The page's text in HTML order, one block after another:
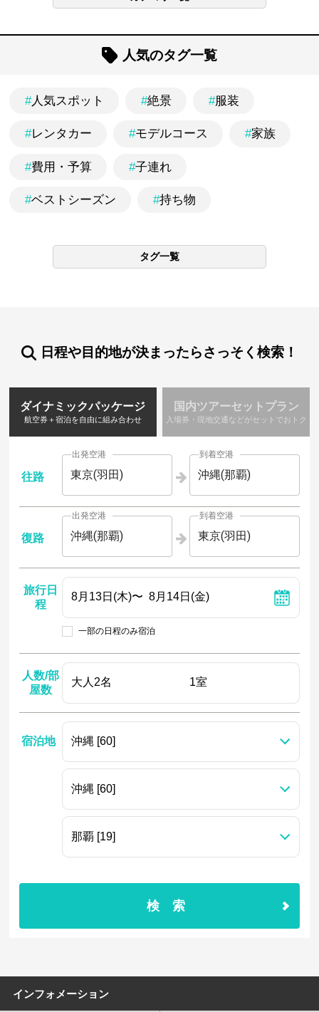
人気のタグ一覧
#人気スポット #絶景 #服装
#レンタカー #モデルコース #家族
#費用・予算 #子連れ
#ベストシーズン #持ち物
タグ一覧
日程や目的地が決まったらさっそく検索！
ダイナミックパッケージ
航空券＋宿泊を自由に組み合わせ
国内ツアーセットプラン
入場券・現地交通などがセットでおトク
往路
出発空港
東京(羽田)
到着空港
沖縄(那覇)
復路
出発空港
沖縄(那覇)
到着空港
東京(羽田)
旅行日
程
一部の日程のみ宿泊
人数/部
屋数
宿泊地
検索
インフォメーション